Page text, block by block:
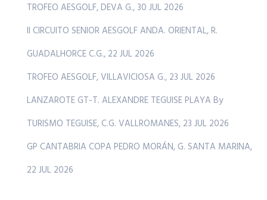
TROFEO AESGOLF, DEVA G., 30 JUL 2026
II CIRCUITO SENIOR AESGOLF ANDA. ORIENTAL, R.
GUADALHORCE C.G., 22 JUL 2026
TROFEO AESGOLF, VILLAVICIOSA G., 23 JUL 2026
LANZAROTE GT-T. ALEXANDRE TEGUISE PLAYA By
TURISMO TEGUISE, C.G. VALLROMANES, 23 JUL 2026
GP CANTABRIA COPA PEDRO MORÁN, G. SANTA MARINA,
22 JUL 2026